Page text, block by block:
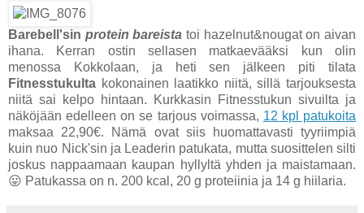
Barebell'sin protein bareista toi hazelnut&nougat on aivan
ihana. Kerran ostin sellasen matkaevääksi kun olin
menossa Kokkolaan, ja heti sen jälkeen piti tilata
Fitnesstukulta kokonainen laatikko niitä, sillä tarjouksesta
niitä sai kelpo hintaan. Kurkkasin Fitnesstukun sivuilta ja
näköjään edelleen on se tarjous voimassa, 12 kpl patukoita
maksaa 22,90€. Nämä ovat siis huomattavasti tyyriimpiä
kuin nuo Nick'sin ja Leaderin patukata, mutta suosittelen silti
joskus nappaamaan kaupan hyllyltä yhden ja maistamaan.
😛 Patukassa on n. 200 kcal, 20 g proteiinia ja 14 g hiilaria.